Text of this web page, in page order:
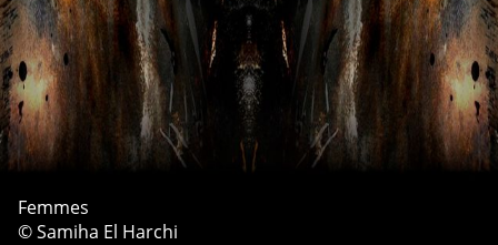
Femmes
© Samiha El Harchi